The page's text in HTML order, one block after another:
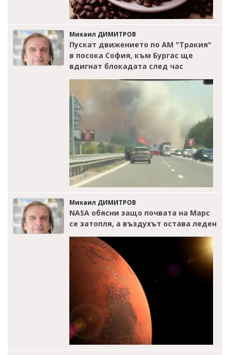
Михаил ДИМИТРОВ
Пускат движението по АМ "Тракия"
в посока София, към Бургас ще
вдигнат блокадата след час
Михаил ДИМИТРОВ
NASA обясни защо почвата на Марс
се затопля, а въздухът остава леден